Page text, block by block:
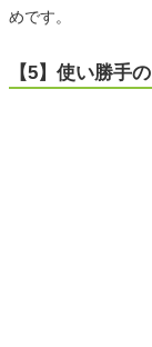
めです。
【5】使い勝手